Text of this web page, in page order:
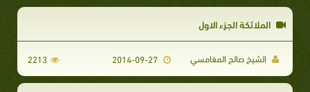
الملائكة الجزء الاول
الشيخ صالح المغامسي 2213